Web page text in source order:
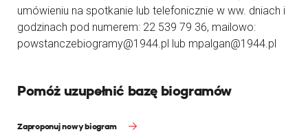
umówieniu na spotkanie lub telefonicznie w ww. dniach i
godzinach pod numerem: 22 539 79 36, mailowo:
powstanczebiogramy@1944.pl lub mpalgan@1944.pl
Pomóż uzupełnić bazę biogramów
Zaproponuj nowy biogram